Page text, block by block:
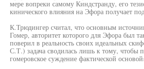
мере вопреки самому Киндстранду, его
кинического влияния на Эфора получает
К.Трюдингер считал, что основным
Гомер, авторитет которого для Эфора был
поверил в реальность своих идеальных
С.Т.) задача сводилась лишь к тому, чтобы
гомеровское суждение фактической